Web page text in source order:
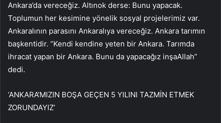
Ankara’da vereceğiz. Altınok derse: Bunu yapacak.
Toplumun her kesimine yönelik sosyal projelerimiz var.
Ankaralının parasını Ankaralıya vereceğiz. Ankara tarımın
başkentidir. “Kendi kendine yeten bir Ankara. Tarımda
ihracat yapan bir Ankara. Bunu da yapacağız inşaAllah”
dedi.
‘ANKARA’MIZIN BOŞA GEÇEN 5 YILINI TAZMİN ETMEK
ZORUNDAYIZ’